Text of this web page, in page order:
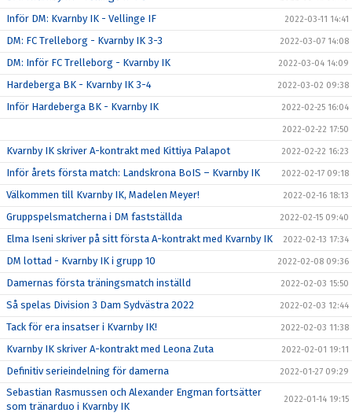
Inför DM: Kvarnby IK - Vellinge IF 2022-03-11 14:41
DM: FC Trelleborg - Kvarnby IK 3-3 2022-03-07 14:08
DM: Inför FC Trelleborg - Kvarnby IK 2022-03-04 14:09
Hardeberga BK - Kvarnby IK 3-4 2022-03-02 09:38
Inför Hardeberga BK - Kvarnby IK 2022-02-25 16:04
2022-02-22 17:50
Kvarnby IK skriver A-kontrakt med Kittiya Palapot 2022-02-22 16:23
Inför årets första match: Landskrona BoIS – Kvarnby IK 2022-02-17 09:18
Välkommen till Kvarnby IK, Madelen Meyer! 2022-02-16 18:13
Gruppspelsmatcherna i DM fastställda 2022-02-15 09:40
Elma Iseni skriver på sitt första A-kontrakt med Kvarnby IK 2022-02-13 17:34
DM lottad - Kvarnby IK i grupp 10 2022-02-08 09:36
Damernas första träningsmatch inställd 2022-02-03 15:50
Så spelas Division 3 Dam Sydvästra 2022 2022-02-03 12:44
Tack för era insatser i Kvarnby IK! 2022-02-03 11:38
Kvarnby IK skriver A-kontrakt med Leona Zuta 2022-02-01 19:11
Definitiv serieindelning för damerna 2022-01-27 09:29
Sebastian Rasmussen och Alexander Engman fortsätter
som tränarduo i Kvarnby IK
2022-01-14 19:15